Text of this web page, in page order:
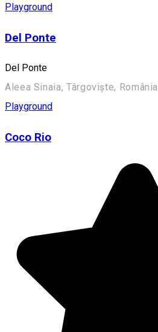
Playground
Del Ponte
Del Ponte
Aleea Sinaia, Târgoviște, România
Playground
Coco Rio